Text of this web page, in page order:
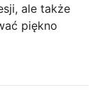
ale także
piękno